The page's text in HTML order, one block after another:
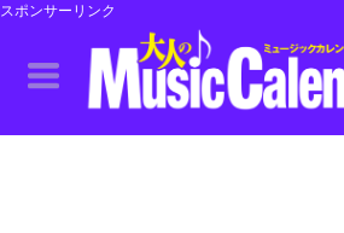
スポンサーリンク